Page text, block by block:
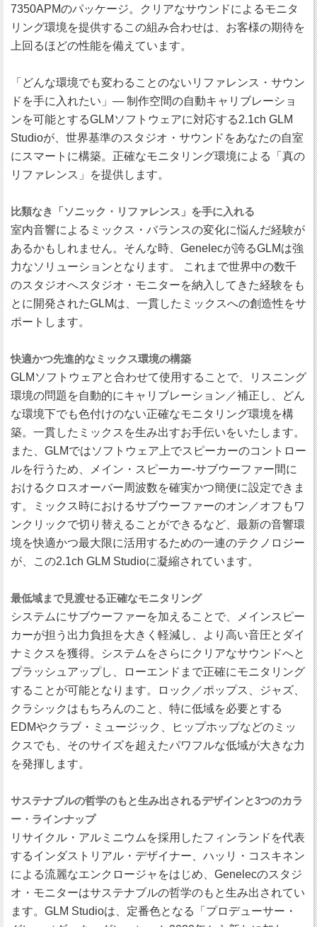
7350APMのパッケージ。クリアなサウンドによるモニタ
リング環境を提供するこの組み合わせは、お客様の期待を
上回るほどの性能を備えています。
「どんな環境でも変わることのないリファレンス・サウン
ドを手に入れたい」― 制作空間の自動キャリブレーショ
ンを可能とするGLMソフトウェアに対応する2.1ch GLM
Studioが、世界基準のスタジオ・サウンドをあなたの自室
にスマートに構築。正確なモニタリング環境による「真の
リファレンス」を提供します。
比類なき「ソニック・リファレンス」を手に入れる
室内音響によるミックス・バランスの変化に悩んだ経験が
あるかもしれません。そんな時、Genelecが誇るGLMは強
力なソリューションとなります。 これまで世界中の数千
のスタジオへスタジオ・モニターを納入してきた経験をも
とに開発されたGLMは、一貫したミックスへの創造性をサ
ポートします。
快適かつ先進的なミックス環境の構築
GLMソフトウェアと合わせて使用することで、リスニング
環境の問題を自動的にキャリブレーション／補正し、どん
な環境下でも色付けのない正確なモニタリング環境を構
築。一貫したミックスを生み出すお手伝いをいたします。
また、GLMではソフトウェア上でスピーカーのコントロー
ルを行うため、メイン・スピーカー-サブウーファー間に
おけるクロスオーバー周波数を確実かつ簡便に設定できま
す。ミックス時におけるサブウーファーのオン／オフもワ
ンクリックで切り替えることができるなど、最新の音響環
境を快適かつ最大限に活用するための一連のテクノロジー
が、この2.1ch GLM Studioに凝縮されています。
最低域まで見渡せる正確なモニタリング
システムにサブウーファーを加えることで、メインスピー
カーが担う出力負担を大きく軽減し、より高い音圧とダイ
ナミクスを獲得。システムをさらにクリアなサウンドへと
プラッシュアップし、ローエンドまで正確にモニタリング
することが可能となります。ロック／ポップス、ジャズ、
クラシックはもちろんのこと、特に低域を必要とする
EDMやクラブ・ミュージック、ヒップホップなどのミッ
クスでも、そのサイズを超えたパワフルな低域が大きな力
を発揮します。
サステナブルの哲学のもと生み出されるデザインと3つのカラ
ー・ラインナップ
リサイクル・アルミニウムを採用したフィンランドを代表
するインダストリアル・デザイナー、ハッリ・コスキネン
による流麗なエンクロージャをはじめ、Genelecのスタジ
オ・モニターはサステナブルの哲学のもと生み出されてい
ます。GLM Studioは、定番色となる「プロデューサー・